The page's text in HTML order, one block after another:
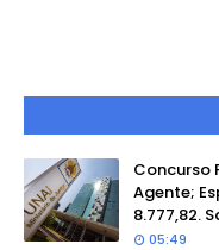
Concurso
Agente;
8.777,82.
05:49